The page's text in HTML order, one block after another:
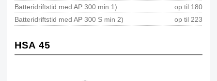
Batteridriftstid med AP 300 min 1)
op til 180
Batteridriftstid med AP 300 S min 2)
op til 223
HSA 45